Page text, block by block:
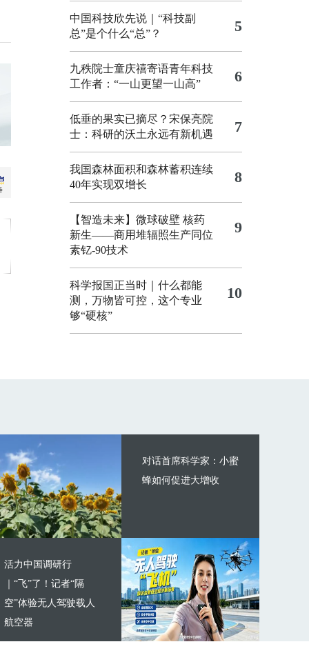
中国科技欣先说｜“科技副
总”是个什么“总”？
5
九秩院士童庆禧寄语青年科技
工作者：“一山更望一山高”
6
低垂的果实已摘尽？宋保亮院
士：科研的沃土永远有新机遇
7
我国森林面积和森林蓄积连续
40年实现双增长
8
【智造未来】微球破壁 核药
新生——商用堆辐照生产同位
素钇-90技术
9
科学报国正当时｜什么都能
测，万物皆可控，这个专业
够“硬核”
10
对话首席科学家：小蜜
蜂如何促进大增收
活力中国调研行
｜“飞”了！记者“隔
空”体验无人驾驶载人
航空器